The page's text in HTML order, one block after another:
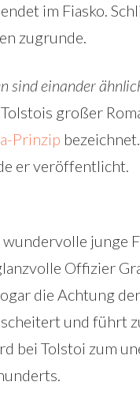
im Fiasko.
zugrunde.
sind einander
großer
Prinzip
er veröffentlicht.
junge
Offizier
die Achtung
und führt
bei Tolstoi zum